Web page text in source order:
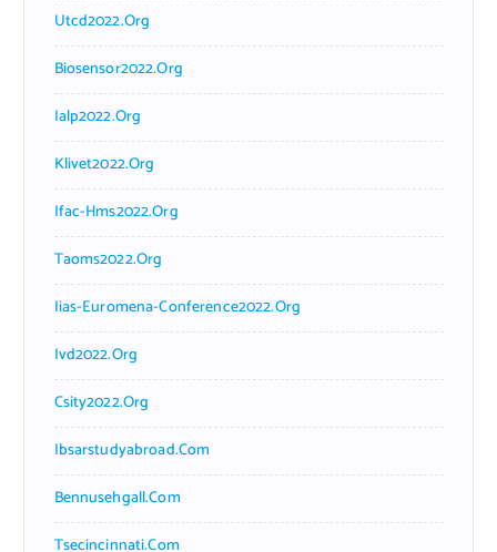
Utcd2022.org
Biosensor2022.org
Ialp2022.org
Klivet2022.org
Ifac-Hms2022.org
Taoms2022.org
Iias-Euromena-Conference2022.org
Ivd2022.org
Csity2022.org
Ibsarstudyabroad.com
Bennusehgall.com
Tsecincinnati.com